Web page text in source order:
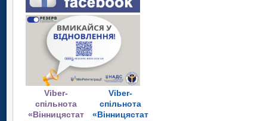
Viber-
спільнота
«Вінницястат
Viber-
спільнота
«Вінницястат